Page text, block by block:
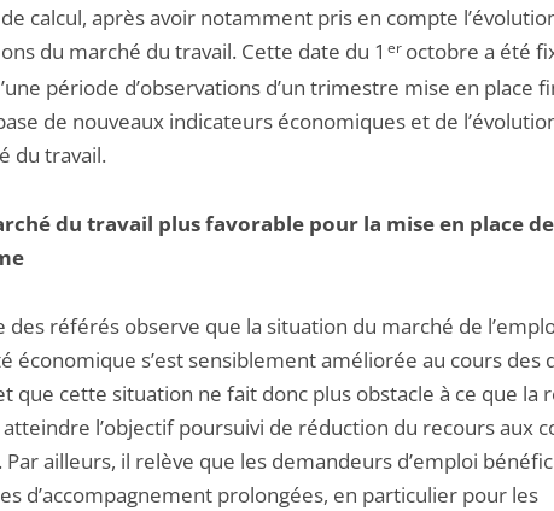
calcul, après avoir notamment pris en compte
du marché du travail. Cette date du 1 eroctobre a été
période d’observations d’un trimestre mise en place
de nouveaux indicateurs économiques et de
du travail.
du travail plus favorable pour la mise en place
des référés observe que la situation du marché de
économique s’est sensiblement améliorée au cours des
que cette situation ne fait donc plus obstacle à ce que la
atteindre l’objectif poursuivi de réduction du recours aux
Par ailleurs, il relève que les demandeurs d’emploi
d’accompagnement prolongées, en particulier pour les